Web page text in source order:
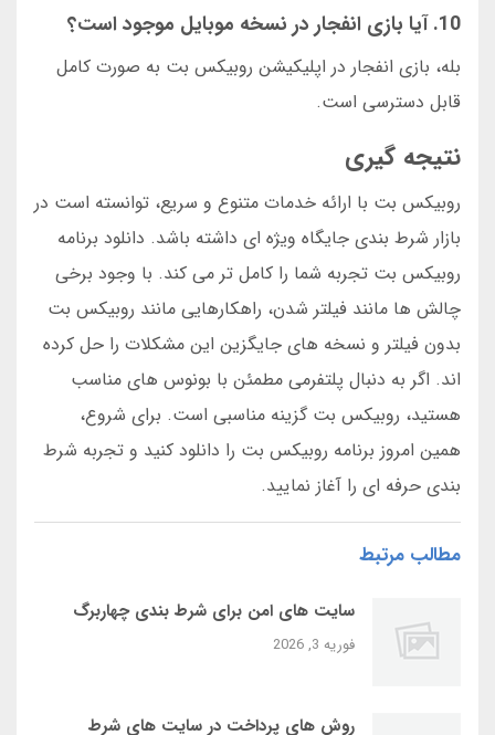
10. آیا بازی انفجار در نسخه موبایل موجود است؟
بله، بازی انفجار در اپلیکیشن روبیکس بت به صورت کامل
قابل دسترسی است.
نتیجه گیری
روبیکس بت با ارائه خدمات متنوع و سریع، توانسته است در
بازار شرط بندی جایگاه ویژه ای داشته باشد. دانلود برنامه
روبیکس بت تجربه شما را کامل تر می کند. با وجود برخی
چالش ها مانند فیلتر شدن، راهکارهایی مانند روبیکس بت
بدون فیلتر و نسخه های جایگزین این مشکلات را حل کرده
اند. اگر به دنبال پلتفرمی مطمئن با بونوس های مناسب
هستید، روبیکس بت گزینه مناسبی است. برای شروع،
همین امروز برنامه روبیکس بت را دانلود کنید و تجربه شرط
بندی حرفه ای را آغاز نمایید.
مطالب مرتبط
سایت‌ های امن برای شرط بندی چهاربرگ
فوریه 3, 2026
روش‌ های پرداخت در سایت‌ های شرط